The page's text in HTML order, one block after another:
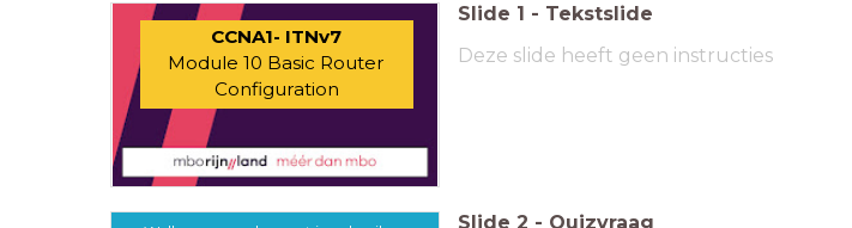
CCNA1- ITNv7
Module 10 Basic Router
Configuration
Slide 1 - Tekstslide
Deze slide heeft geen instructies
Slide 2 - Quizvraag